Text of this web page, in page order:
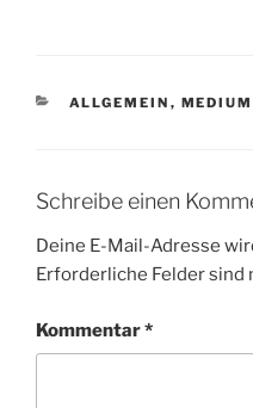
KATEGORIEN
ALLGEMEIN ,
Schreibe einen
Deine E-Mail-Adresse
Erforderliche Felder sind
Kommentar*